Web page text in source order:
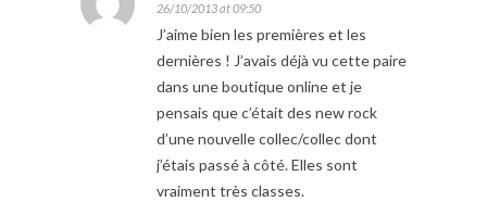
26/10/2013 at 09:50
J’aime bien les premières et les
dernières ! J’avais déjà vu cette paire
dans une boutique online et je
pensais que c’était des new rock
d’une nouvelle collec/collec dont
j’étais passé à côté. Elles sont
vraiment très classes.